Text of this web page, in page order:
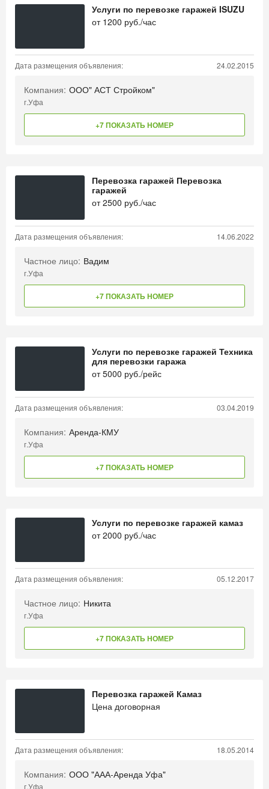
Услуги по перевозке гаражей ISUZU
от 1200 руб./час
Дата размещения объявления: 24.02.2015
Компания: ООО" АСТ Стройком"
г.Уфа
+7 ПОКАЗАТЬ НОМЕР
Перевозка гаражей Перевозка
гаражей
от2500 руб./час
Дата размещения объявления: 14.06.2022
Частное лицо: Вадим
г.Уфа
+7 ПОКАЗАТЬ НОМЕР
Услуги по перевозке гаражей Техника
для перевозки гаража
от5000 руб./рейс
Дата размещения объявления: 03.04.2019
Компания: Аренда-КМУ
г.Уфа
+7 ПОКАЗАТЬ НОМЕР
Услуги по перевозке гаражей камаз
от2000 руб./час
Дата размещения объявления: 05.12.2017
Частное лицо: Никита
г.Уфа
+7 ПОКАЗАТЬ НОМЕР
Перевозка гаражей Камаз
Цена договорная
Дата размещения объявления: 18.05.2014
Компания: ООО "ААА-Аренда Уфа"
г.Уфа